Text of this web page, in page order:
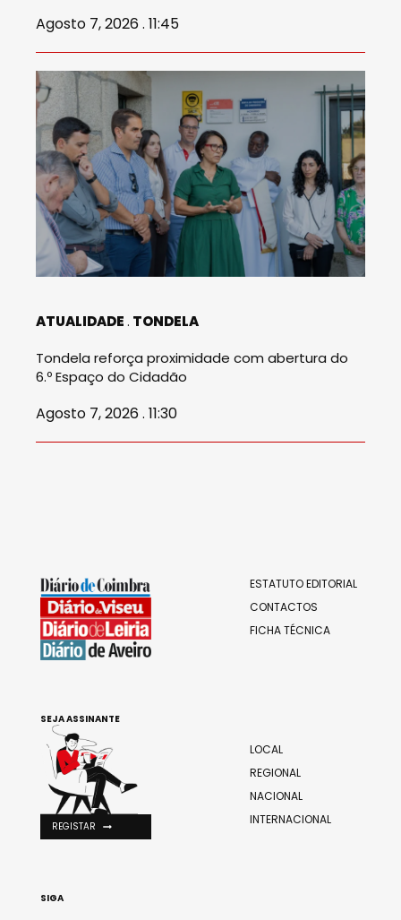
Agosto 7, 2026 . 11:45
ATUALIDADE TONDELA
Tondela reforça proximidade com abertura do
6.º Espaço do Cidadão
Agosto 7, 2026 . 11:30
ESTATUTO EDITORIAL
CONTACTOS
FICHA TÉCNICA
LOCAL
REGIONAL
NACIONAL
INTERNACIONAL
SEJA ASSINANTE
REGISTAR
SIGA